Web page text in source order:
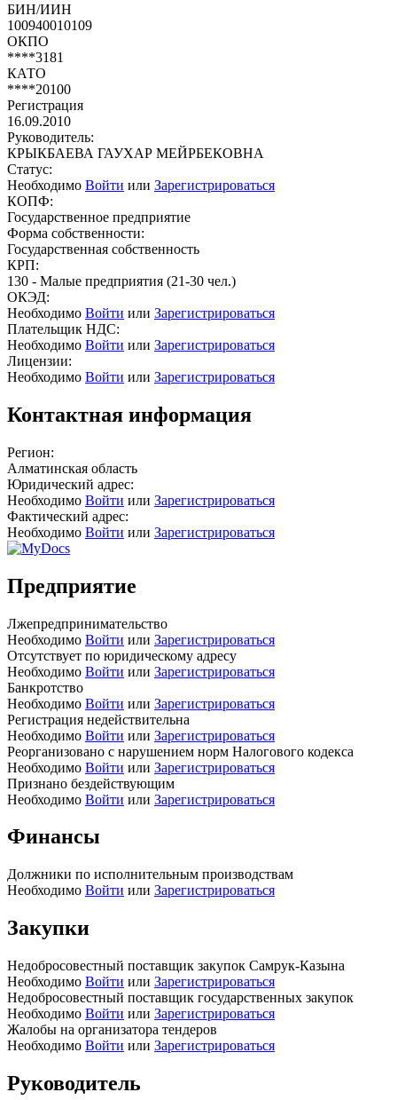
БИН/ИИН
100940010109
ОКПО
****3181
КАТО
****20100
Регистрация
16.09.2010
Руководитель:
КРЫКБАЕВА ГАУХАР МЕЙРБЕКОВНА
Статус:
Необходимо Войти или Зарегистрироваться
КОПФ:
Государственное предприятие
Форма собственности:
Государственная собственность
КРП:
130 - Малые предприятия (21-30 чел.)
ОКЭД:
Необходимо Войти или Зарегистрироваться
Плательщик НДС:
Необходимо Войти или Зарегистрироваться
Лицензии:
Необходимо Войти или Зарегистрироваться
Контактная информация
Регион:
Алматинская область
Юридический адрес:
Необходимо Войти или Зарегистрироваться
Фактический адрес:
Необходимо Войти или Зарегистрироваться
Предприятие
Лжепредпринимательство
Необходимо Войти или Зарегистрироваться
Отсутствует по юридическому адресу
Необходимо Войти или Зарегистрироваться
Банкротство
Необходимо Войти или Зарегистрироваться
Регистрация недействительна
Необходимо Войти или Зарегистрироваться
Реорганизовано с нарушением норм Налогового кодекса
Необходимо Войти или Зарегистрироваться
Признано бездействующим
Необходимо Войти или Зарегистрироваться
Финансы
Должники по исполнительным производствам
Необходимо Войти или Зарегистрироваться
Закупки
Недобросовестный поставщик закупок Самрук-Казына
Необходимо Войти или Зарегистрироваться
Недобросовестный поставщик государственных закупок
Необходимо Войти или Зарегистрироваться
Жалобы на организатора тендеров
Необходимо Войти или Зарегистрироваться
Руководитель